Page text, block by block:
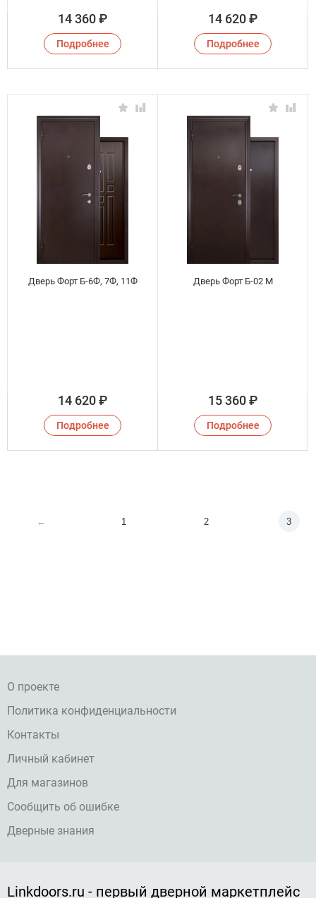
14 360₽
Подробнее
14 620₽
Подробнее
Дверь Форт Б-6Ф, 7Ф, 11Ф
14 620₽
Подробнее
Дверь Форт Б-02 М
15 360₽
Подробнее
← 1 2 3
О проекте
Политика конфиденциальности
Контакты
Личный кабинет
Для магазинов
Сообщить об ошибке
Дверные знания
Linkdoors.ru - первый дверной маркетплейс